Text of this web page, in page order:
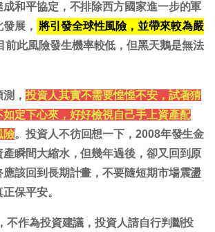
和平協定，不排除西方國家進一步的軍
展， 將引發全球性風險，並帶來較為嚴
前此風險發生機率較低，但黑天鵝是無法
， 投資人其實不需要惶惶不安，試著猜
定下心來，好好檢視自己手上資產配
險。投資人不彷回想一下，2008年發生金
瞬間大縮水，但幾年過後，卻又回到原
應該回到長期計畫，不要隨短期市場震盪
保平安。
不作為投資建議，投資人請自行判斷投